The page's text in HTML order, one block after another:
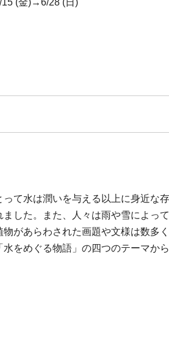
15 (金)→6/28 (日)
て水は潤いを与える以上に身近な
した。また、人々は雨や雪によっ
があらわされた画題や文様は数多
をめぐる物語」の四つのテーマか